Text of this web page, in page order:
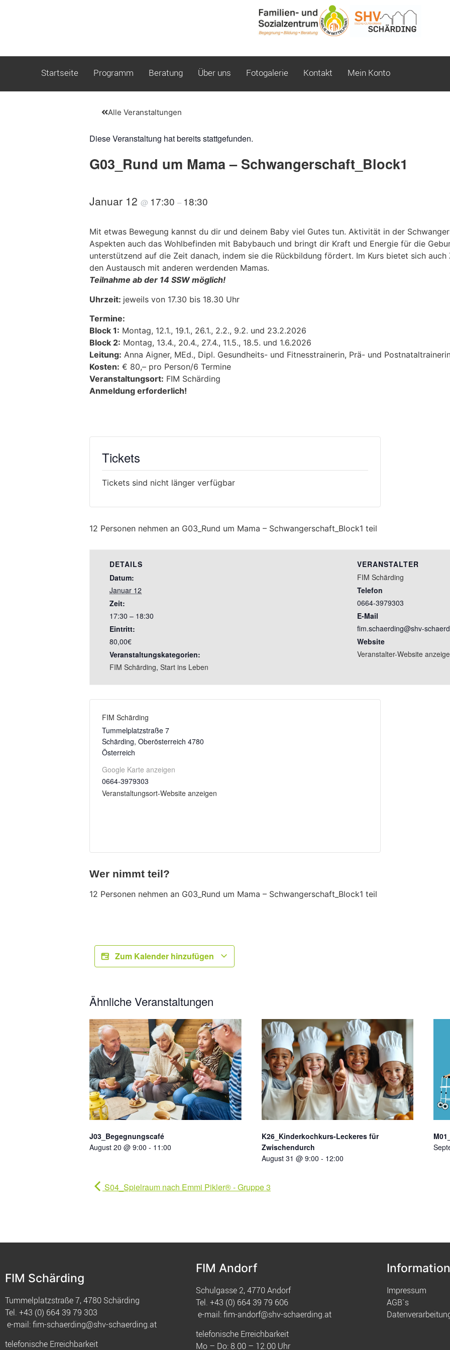
Startseite Programm Beratung Über uns Fotogalerie Kontakt Mein Konto
Alle Veranstaltungen
Diese Veranstaltung hat bereits stattgefunden.
G03_Rund um Mama – Schwangerschaft_Block1
Januar 12 @ 17:30 – 18:30
Mit etwas Bewegung kannst du dir und deinem Baby viel Gutes tun. Aktivität in der
Aspekten auch das Wohlbefinden mit Babybauch und bringt dir Kraft und Energie für die
unterstützend auf die Zeit danach, indem sie die Rückbildung fördert. Im Kurs bietet sich auch
den Austausch mit anderen werdenden Mamas.
Teilnahme ab der 14 SSW möglich!
Uhrzeit: jeweils von 17.30 bis 18.30 Uhr
Termine:
Block 1: Montag, 12.1., 19.1., 26.1., 2.2., 9.2. und 23.2.2026
Block 2: Montag, 13.4., 20.4., 27.4., 11.5., 18.5. und 1.6.2026
Leitung: Anna Aigner, MEd., Dipl. Gesundheits- und Fitnesstrainerin, Prä- und
Kosten: € 80,– pro Person/6 Termine
Veranstaltungsort: FIM Schärding
Anmeldung erforderlich!
Tickets
Tickets sind nicht länger verfügbar
12 Personen nehmen an G03_Rund um Mama – Schwangerschaft_Block1 teil
DETAILS
Datum:
Januar 12
Zeit:
17:30 – 18:30
Eintritt:
80,00€
Veranstaltungskategorien:
FIM Schärding,Start ins Leben
VERANSTALTER
FIM Schärding
Telefon
0664-3979303
E-Mail
fim.schaerding@shv-
Website
Veranstalter-Website
FIM Schärding
Tummelplatzstraße 7
Schärding, Oberösterreich 4780
Österreich
Google Karte anzeigen
0664-3979303
Veranstaltungsort-Website anzeigen
Wer nimmt teil?
12 Personen nehmen an G03_Rund um Mama – Schwangerschaft_Block1 teil
Zum Kalender hinzufügen
Ähnliche Veranstaltungen
J03_Begegnungscafé
August 20 @ 9:00 - 11:00
K26_Kinderkochkurs-Leckeres für
Zwischendurch
August 31 @ 9:00 - 12:00
S04_Spielraum nach Emmi Pikler® - Gruppe 3
FIM Schärding
Tummelplatzstraße 7, 4780 Schärding
Tel. +43 (0) 664 39 79 303
e-mail:fim-schaerding@shv-schaerding.at
telefonische Erreichbarkeit
FIM Andorf
Schulgasse 2, 4770 Andorf
Tel. +43 (0) 664 39 79 606
e-mail:fim-andorf@shv-schaerding.at
telefonische Erreichbarkeit
Mo – Do: 8.00 – 12.00 Uhr
Impressum
AGB`s